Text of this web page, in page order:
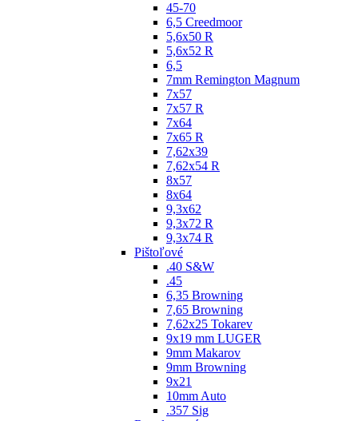
45-70
6,5 Creedmoor
5,6x50 R
5,6x52 R
6,5
7mm Remington Magnum
7x57
7x57 R
7x64
7x65 R
7,62x39
7,62x54 R
8x57
8x64
9,3x62
9,3x72 R
9,3x74 R
Pištoľové
.40 S&W
.45
6,35 Browning
7,65 Browning
7,62x25 Tokarev
9x19 mm LUGER
9mm Makarov
9mm Browning
9x21
10mm Auto
.357 Sig